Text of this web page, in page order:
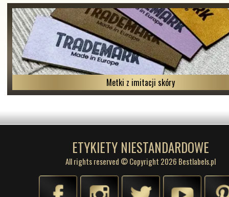
Metki z imitacji skóry
ETYKIETY NIESTANDARDOWE
All rights reserved © Copyright 2026 Bestlabels.pl